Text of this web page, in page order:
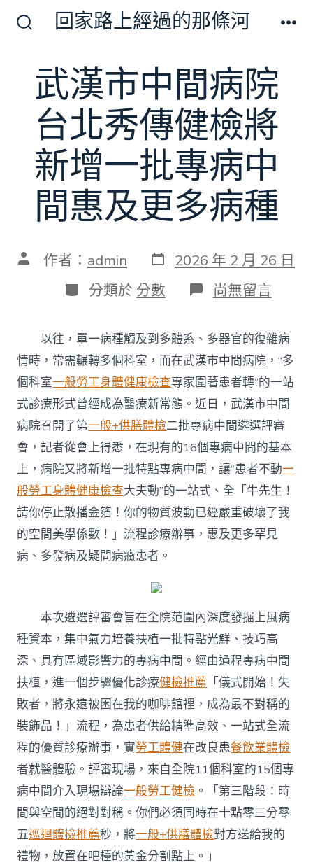
切
換
開
回家路上經過的那條河
武漢市中間病院
台北秀傳健檢將
新增一批專病中
間惠及更多病種
文 作者： admin 發
表
日
期
2026 年 2 月 26 日
分
類
分類於 分數 在
〈武
市
中
間
病
院
台
北
秀
傳
健
檢
將
新
增
一
批
惠
及
更
多
病
種〉
中
尚無留言
以往，單一病種觸及到多體系、多器官的復雜病
情時，常需輾轉多個科室，而在武漢市中間病院，“多
個科室一般勞工身體健康檢查專家圍著患者轉”的一站
式診療形式曾經成為醫療新常態。近日，武漢市中間
病院召開了第一般+供膳體檢二批專病中間遴選評審
會，記者從會上得悉，在現有的16個專病中間的基本
上，病院又將新增一批特點專病中間，讓“患者不動一
般勞工身體健康檢查大夫動”的一站式、全「牛先生！
請你停止散播金箔！你的物質波動已經嚴重破壞了我
的空間美學係數！」流程診療辦事，惠及更多罕見
病、多發病及疑問病癥患者。
本次遴選評審會旨在全院范圍內深度發掘上風病
種資本，集中氣力培養扶植一批特點光鮮、技巧高
深、具有區域影響力的專病中間。經由過程專病中間
扶植，進一個步驟優化診療健檢推薦 「儀式開始！失
敗者，將永遠被困在我的咖啡館裡，成為最不對稱的
裝飾品！」流程，為患者供給精準高效、一站式全流
程的優質診療辦事，實勞工體健在改良患餐飲業體檢
者就醫體驗。評審現場，來自全院11個科室的15個專
病中間介入現場辯論一般勞工健檢 。「第三階段：時
間與空間的絕對對稱。你們必須同時在十點零三分零
五巡迴體檢推薦秒，將一般+供膳體檢對方送給我的
禮物，放置在吧檯的黃金分割點上。」